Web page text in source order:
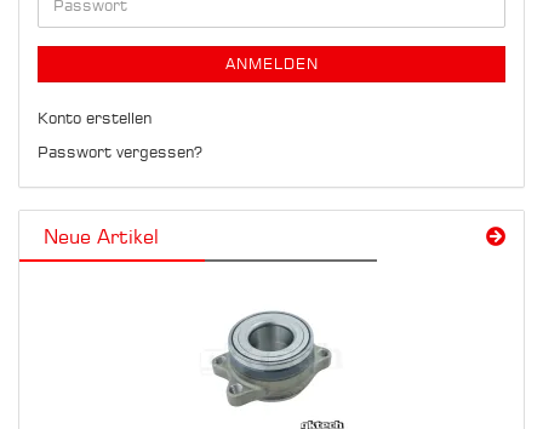
Passwort
ANMELDEN
Konto erstellen
Passwort vergessen?
Neue Artikel